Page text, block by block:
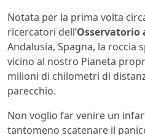
Notata per la prima volta
ricercatori dell’Osservatorio
Andalusia, Spagna, la roccia
vicino al nostro Pianeta
milioni di chilometri di
parecchio.
Non voglio far venire un
tantomeno scatenare il